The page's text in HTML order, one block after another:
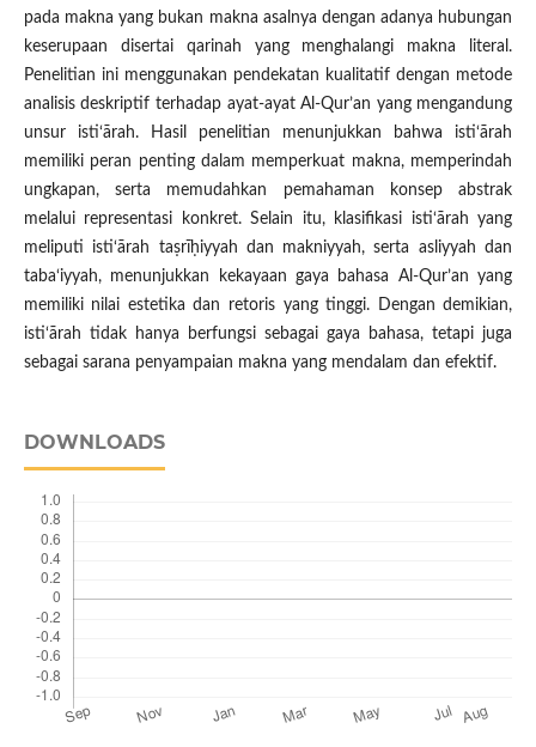
pada makna yang bukan makna asalnya dengan adanya hubungan
keserupaan disertai qarinah yang menghalangi makna literal.
Penelitian ini menggunakan pendekatan kualitatif dengan metode
analisis deskriptif terhadap ayat-ayat Al-Qur’an yang mengandung
unsur isti‘ārah. Hasil penelitian menunjukkan bahwa isti‘ārah
memiliki peran penting dalam memperkuat makna, memperindah
ungkapan, serta memudahkan pemahaman konsep abstrak
melalui representasi konkret. Selain itu, klasifikasi isti‘ārah yang
meliputi isti‘ārah taṣrīḥiyyah dan makniyyah, serta asliyyah dan
taba‘iyyah, menunjukkan kekayaan gaya bahasa Al-Qur’an yang
memiliki nilai estetika dan retoris yang tinggi. Dengan demikian,
isti‘ārah tidak hanya berfungsi sebagai gaya bahasa, tetapi juga
sebagai sarana penyampaian makna yang mendalam dan efektif.
DOWNLOADS